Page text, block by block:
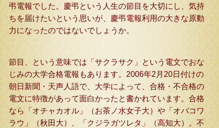
弔電報でした。慶弔という人生の節目を大切にし、気持
ちを届けたいという思いが、慶弔電報利用の大きな原動
力になったのではないでしょうか。
節目、という意味では「サクラサク」という電文でおな
じみの大学合格電報もあります。2006年2月20日付けの
朝日新聞・天声人語で、大学によって、合格・不合格の
電文に特徴があって面白かったと書かれています。合格
なら「オチャカオル」（お茶ノ水女子大）や「オバコワ
ラウ」（秋田大）、「クジラガツレタ」（高知大）。不